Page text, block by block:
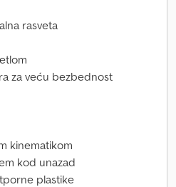
rasveta
za veću bezbednost
kinematikom
kod unazad
plastike